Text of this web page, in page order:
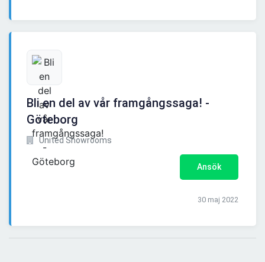
Bli en del av vår framgångssaga! -
Göteborg
United Showrooms
Ansök
30 maj 2022